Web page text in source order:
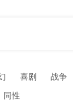
喜剧 战争
同性